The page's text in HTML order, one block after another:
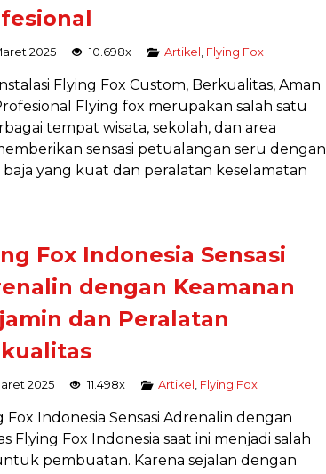
2025 10.698x Artikel Flying Fox
Flying Fox Custom, Berkualitas, Aman
Flying fox merupakan salah satu
tempat wisata, sekolah, dan area
sensasi petualangan seru dengan
yang kuat dan peralatan keselamatan
Fox Indonesia Sensasi
dengan Keamanan
dan Peralatan
2025 11.498x Artikel Flying Fox
Fox Indonesia Sensasi Adrenalin dengan
Flying Fox Indonesia saat ini menjadi salah
pembuatan. Karena sejalan dengan